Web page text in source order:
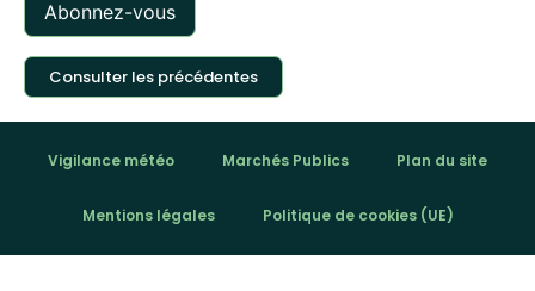
Consulter les précédentes
Vigilance météo Marchés Publics Plan du site
Mentions légales Politique de cookies (UE)